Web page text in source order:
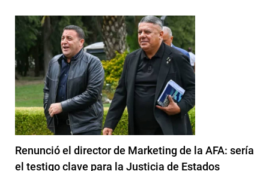
Renunció el director de Marketing de la AFA: sería
el testigo clave para la Justicia de Estados